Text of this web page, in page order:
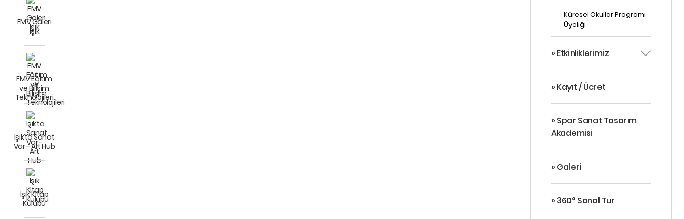
FMV Galeri
Işık
FMV Eğitim
ve Bilişim
Teknolojileri
Işık’ta Sanat
Var - Art Hub
Işık Kitap
Kulübü
Küresel Okullar Programı
Üyeliği
» Etkinliklerimiz
» Kayıt / Ücret
» Spor Sanat Tasarım
Akademisi
» Galeri
» 360° Sanal Tur